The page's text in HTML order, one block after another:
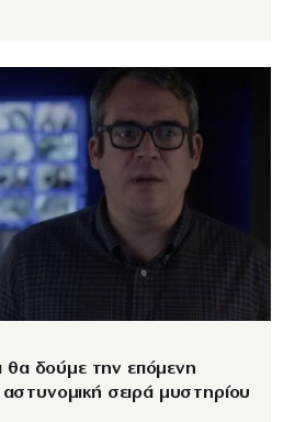
θα δούμε την επόμενη
σειρά μυστηρίου